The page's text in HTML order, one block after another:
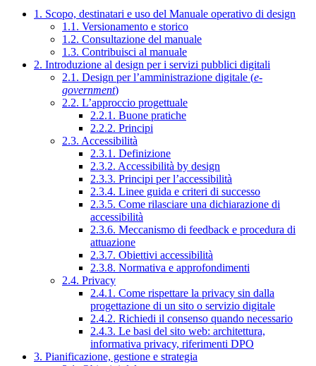
1. Scopo, destinatari e uso del Manuale operativo di design
1.1. Versionamento e storico
1.2. Consultazione del manuale
1.3. Contribuisci al manuale
2. Introduzione al design per i servizi pubblici digitali
2.1. Design per l’amministrazione digitale (e-
government)
2.2. L’approccio progettuale
2.2.1. Buone pratiche
2.2.2. Principi
2.3. Accessibilità
2.3.1. Definizione
2.3.2. Accessibilità by design
2.3.3. Principi per l’accessibilità
2.3.4. Linee guida e criteri di successo
2.3.5. Come rilasciare una dichiarazione di
accessibilità
2.3.6. Meccanismo di feedback e procedura di
attuazione
2.3.7. Obiettivi accessibilità
2.3.8. Normativa e approfondimenti
2.4. Privacy
2.4.1. Come rispettare la privacy sin dalla
progettazione di un sito o servizio digitale
2.4.2. Richiedi il consenso quando necessario
2.4.3. Le basi del sito web: architettura,
informativa privacy, riferimenti DPO
3. Pianificazione, gestione e strategia